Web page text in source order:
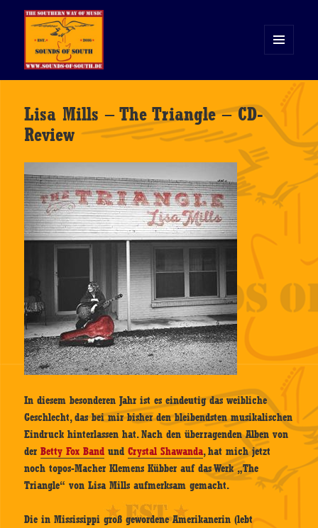
WIDGETS
Lisa Mills – The Triangle – CD-
Review
In diesem besonderen Jahr ist es eindeutig das weibliche
Geschlecht, das bei mir bisher den bleibendsten musikalischen
Eindruck hinterlassen hat. Nach den überragenden Alben von
derBetty Fox Band undCrystal Shawanda, hat mich jetzt
noch topos-Macher Klemens Kübber auf das Werk „The
Triangle“ von Lisa Mills aufmerksam gemacht.
Die in Mississippi groß gewordene Amerikanerin (lebt